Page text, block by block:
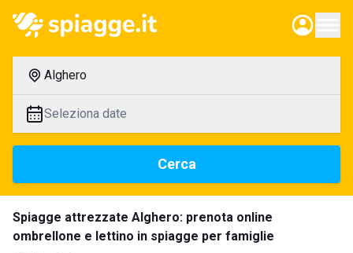
Alghero
Seleziona date
Cerca
Spiagge attrezzate Alghero: prenota online
ombrellone e lettino in spiagge per famiglie